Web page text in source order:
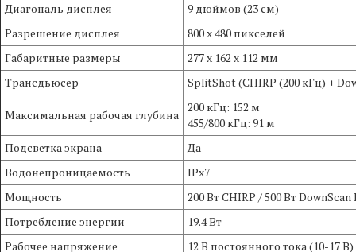
Диагональ дисплея
9 дюймов (23 см)
Разрешение дисплея
800 x 480 пикселей
Габаритные размеры
277 х 162 х 112 мм
Трансдьюсер
SplitShot (CHIRP (200 кГц) +
Максимальная рабочая глубина
200 кГц: 152 м
455/800 кГц: 91 м
Подсветка экрана
Да
Водонепроницаемость
IPx7
Мощность
200 Вт CHIRP / 500 Вт
Потребление энергии
19.4 Вт
Рабочее напряжение
12 В постоянного тока (10-17 В)